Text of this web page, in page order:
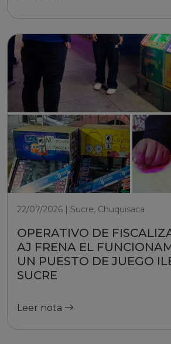
22/07/2026 | Sucre, Chuquisaca
OPERATIVO DE
AJ FRENA EL
UN PUESTO DE JUEGO
SUCRE
Leer nota